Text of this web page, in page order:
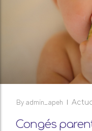
By admin_apeh
Congés